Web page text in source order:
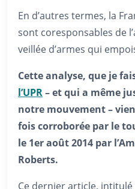
En d’autres termes, la
sont coresponsables de
veillée d’armes qui
Cette analyse, que je
l’UPR– et qui a même
notre mouvement –
fois corroborée par le
le 1er août 2014 par
Roberts.
Ce dernier article,